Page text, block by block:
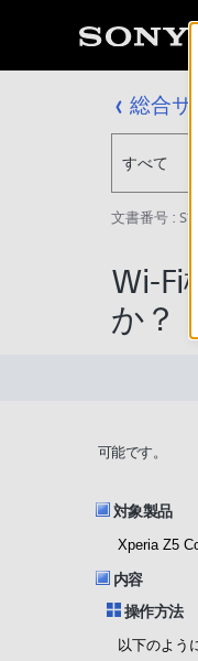
総合
すべて
文書番号 :
Wi-Fi
か？
可能です。
対象製品
Xperia Z5
内容
操作方法
以下のよう